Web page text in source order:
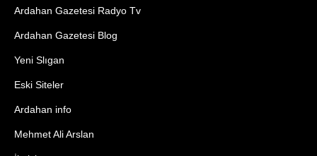
Ardahan Gazetesi Radyo Tv
Ardahan Gazetesi Blog
Yeni Slıgan
Eski Siteler
Ardahan info
Mehmet Ali Arslan